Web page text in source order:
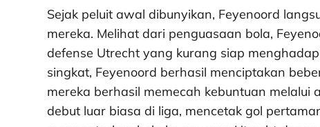
Sejak peluit awal dibunyikan, Feyenoord
mereka. Melihat dari penguasaan bola,
defense Utrecht yang kurang siap
singkat, Feyenoord berhasil menciptakan
mereka berhasil memecah kebuntuan melalui
debut luar biasa di liga, mencetak gol